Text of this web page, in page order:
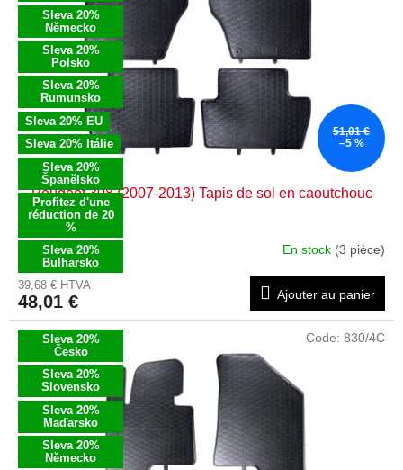
Sleva 20%
Německo
Sleva 20%
Polsko
Sleva 20%
Rumunsko
Sleva 20% EU
Sleva 20% Itálie
Sleva 20%
Španělsko
Profitez d'une
réduction de 20
%
Sleva 20%
Bulharsko
51,01 €
–5 %
Peugeot 308 (2007-2013) Tapis de sol en caoutchouc
En stock (3 pièce)
39,68 € HTVA
48,01 € Ajouter au panier
Sleva 20%
Česko
Sleva 20%
Slovensko
Sleva 20%
Maďarsko
Sleva 20%
Německo
Code: 830/4C